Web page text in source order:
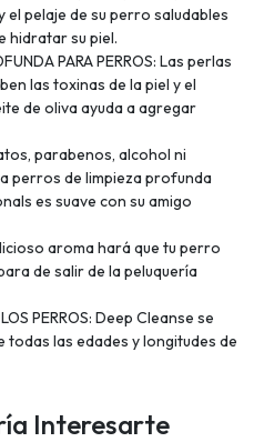
el pelaje de su perro saludables
hidratar su piel.
PARA PERROS: Las perlas
las toxinas de la piel y el
de oliva ayuda a agregar
parabenos, alcohol ni
perros de limpieza profunda
es suave con su amigo
aroma hará que tu perro
de salir de la peluquería
PERROS: Deep Cleanse se
todas las edades y longitudes de
Interesarte